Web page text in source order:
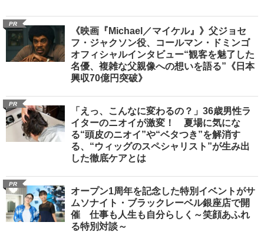
PR
《映画『Michael／マイケル』》父ジョセ
フ・ジャクソン役、コールマン・ドミンゴ
オフィシャルインタビュー“観客を魅了した
名優、複雑な父親像への想いを語る”《日本
興収70億円突破》
PR
「えっ、こんなに変わるの？」36歳男性ラ
イターのニオイが激変！ 夏場に気にな
る“頭皮のニオイ”や“ベタつき”を解消す
る、“ウィッグのスペシャリスト”が生み出
した徹底ケアとは
PR
オープン1周年を記念した特別イベントがサ
ムソナイト・ブラックレーベル銀座店で開
催 仕事も人生も自分らしく～笑顔あふれ
る特別対談～